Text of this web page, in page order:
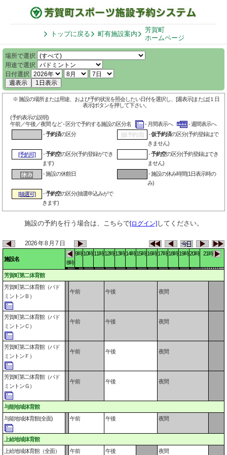
トップに戻る 町有施設案内
芳賀町
ホームページ
場所で選択
用途で選択
日付選択
週表示
1日表示
※ 施設の場所または用途、および予約状況を照会したい日付を選択し、[週表示]または[１日
表示]ボタンを押して下さい。
(予約表示の説明)
午前／午後／夜間 など - 区分で予約する施設の区分名
- 月間表示へ
- 週間表示へ
-予約済の区分 [仮予約済] -仮予約済の区分(予約登録はで
きません)
[予約可]
-予約空の区分(予約登録ができ
ます)
-予約空の区分(予約登録はでき
ません)
- 施設の休館日
- 施設の休み時間(1日表示時の
み)
[抽選可]
-予約空の区分(抽選申込みがで
きます)
施設の予約を行う場合は、こちらで[ログイン]してください。
2026 年 8 月 7 日
施設名
8時
9時10時11時12時13時14時15時16時17時18時19時20時 21時
芳賀町第二体育館
芳賀町第二体育館（バド
ミントンＢ）
午前 午後 夜間
芳賀町第二体育館（バド
ミントンＣ）
午前 午後 夜間
芳賀町第二体育館（バド
ミントンＦ）
午前 午後 夜間
芳賀町第二体育館（バド
ミントンＧ）
午前 午後 夜間
与能地域体育館
与能地域体育館(全面)
午前 午後 夜間
上給地域体育館
上給地域体育館（全面）
午前 午後 夜間